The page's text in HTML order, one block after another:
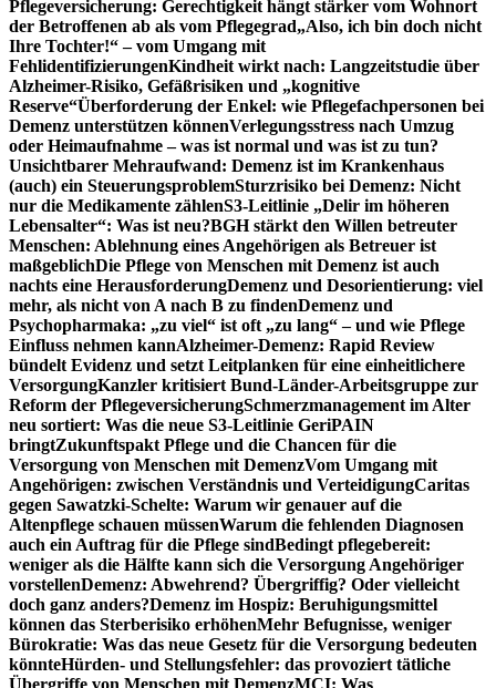
Pflegeversicherung: Gerechtigkeit hängt stärker vom Wohnort
der Betroffenen ab als vom Pflegegrad„Also, ich bin doch nicht
Ihre Tochter!“ – vom Umgang mit
FehlidentifizierungenKindheit wirkt nach: Langzeitstudie über
Alzheimer-Risiko, Gefäßrisiken und „kognitive
Reserve“Überforderung der Enkel: wie Pflegefachpersonen bei
Demenz unterstützen könnenVerlegungsstress nach Umzug
oder Heimaufnahme – was ist normal und was ist zu tun?
Unsichtbarer Mehraufwand: Demenz ist im Krankenhaus
(auch) ein SteuerungsproblemSturzrisiko bei Demenz: Nicht
nur die Medikamente zählenS3-Leitlinie „Delir im höheren
Lebensalter“: Was ist neu?BGH stärkt den Willen betreuter
Menschen: Ablehnung eines Angehörigen als Betreuer ist
maßgeblichDie Pflege von Menschen mit Demenz ist auch
nachts eine HerausforderungDemenz und Desorientierung: viel
mehr, als nicht von A nach B zu findenDemenz und
Psychopharmaka: „zu viel“ ist oft „zu lang“ – und wie Pflege
Einfluss nehmen kannAlzheimer-Demenz: Rapid Review
bündelt Evidenz und setzt Leitplanken für eine einheitlichere
VersorgungKanzler kritisiert Bund-Länder-Arbeitsgruppe zur
Reform der PflegeversicherungSchmerzmanagement im Alter
neu sortiert: Was die neue S3-Leitlinie GeriPAIN
bringtZukunftspakt Pflege und die Chancen für die
Versorgung von Menschen mit DemenzVom Umgang mit
Angehörigen: zwischen Verständnis und VerteidigungCaritas
gegen Sawatzki-Schelte: Warum wir genauer auf die
Altenpflege schauen müssenWarum die fehlenden Diagnosen
auch ein Auftrag für die Pflege sindBedingt pflegebereit:
weniger als die Hälfte kann sich die Versorgung Angehöriger
vorstellenDemenz: Abwehrend? Übergriffig? Oder vielleicht
doch ganz anders?Demenz im Hospiz: Beruhigungsmittel
können das Sterberisiko erhöhenMehr Befugnisse, weniger
Bürokratie: Was das neue Gesetz für die Versorgung bedeuten
könnteHürden- und Stellungsfehler: das provoziert tätliche
Übergriffe von Menschen mit DemenzMCI: Was